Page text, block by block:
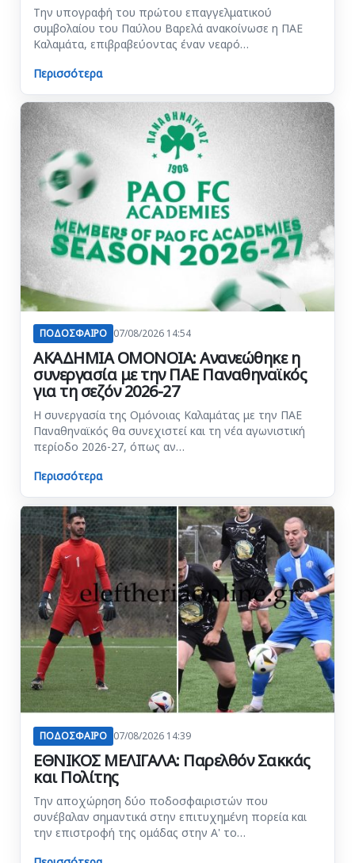
Την υπογραφή του πρώτου επαγγελματικού
συμβολαίου του Παύλου Βαρελά ανακοίνωσε η ΠΑΕ
Καλαμάτα, επιβραβεύοντας έναν νεαρό…
Περισσότερα
ΠΟΔΟΣΦΑΙΡΟ 07/08/2026 14:54
ΑΚΑΔΗΜΙΑ ΟΜΟΝΟΙΑ: Ανανεώθηκε η
συνεργασία με την ΠΑΕ Παναθηναϊκός
για τη σεζόν 2026-27
Η συνεργασία της Ομόνοιας Καλαμάτας με την ΠΑΕ
Παναθηναϊκός θα συνεχιστεί και τη νέα αγωνιστική
περίοδο 2026-27, όπως αν…
Περισσότερα
ΠΟΔΟΣΦΑΙΡΟ 07/08/2026 14:39
ΕΘΝΙΚΟΣ ΜΕΛΙΓΑΛΑ: Παρελθόν Σακκάς
και Πολίτης
Την αποχώρηση δύο ποδοσφαιριστών που
συνέβαλαν σημαντικά στην επιτυχημένη πορεία και
την επιστροφή της ομάδας στην Α' το…